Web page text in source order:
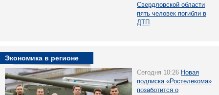
Свердловской области
пять человек погибли в
ДТП
Экономика в регионе
Сегодня 10:26 Новая
подписка «Ростелекома»
позаботится о